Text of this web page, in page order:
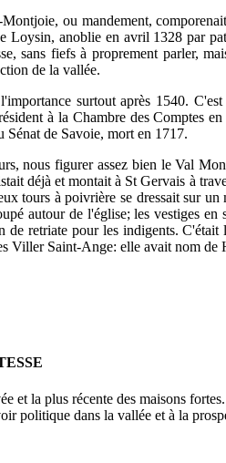
ou mandement,
Loysin, anoblie en avril 1328 par
sans fiefs à proprement parler,
de la vallée.
surtout après 1540.
à la Chambre des Comptes
Sénat de Savoie, mort en 1717.
nous figurer assez bien le Val
déjà et montait à St Gervais à
tours à poivrière se dressait sur
autour de l'église; les vestiges
de retriate pour les indigents.
Viller Saint-Ange: elle avait nom de
et la plus récente des maisons
politique dans la vallée et à la